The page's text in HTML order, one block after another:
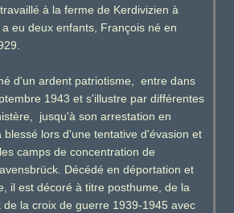
à la ferme de Kerdivizien à
eu deux enfants, François né en
d'un ardent patriotisme, entre dans
1943 et s'illustre par différentes
jusqu'à son arrestation en
blessé lors d'une tentative d'évasion et
camps de concentration de
Décédé en déportation et
il est décoré à titre posthume, de la
de la croix de guerre 1939-1945 avec